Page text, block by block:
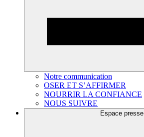
Notre communication
OSER ET S’AFFIRMER
NOURRIR LA CONFIANCE
NOUS SUIVRE
Espace presse